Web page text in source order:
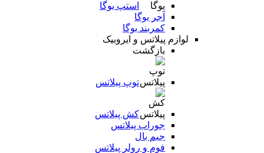
استپ یوگا
آجر یوگا
کمربند یوگا
لوازم پیلاتس و ایروبیک
بازگشت
توپ پیلاتس
کش پیلاتس
جوراب پیلاتس
جیم بال
فوم و رولر پیلاتس